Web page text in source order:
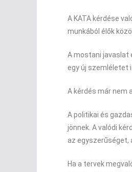
A KATA kérdése
munkából élők
A mostani javaslat
egy új szemléletet
A kérdés már nem
A politikai és
jönnek. A valódi
az egyszerűséget,
Ha a tervek